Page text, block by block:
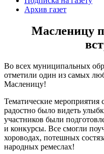
Архив газет
Масленицу
Во всех муниципальных
отметили один из самых
Масленицу!
Тематические мероприятия
радостно было видеть
участников были
и конкурсы. Все смогли
хороводах, потешных
народных ремеслах!